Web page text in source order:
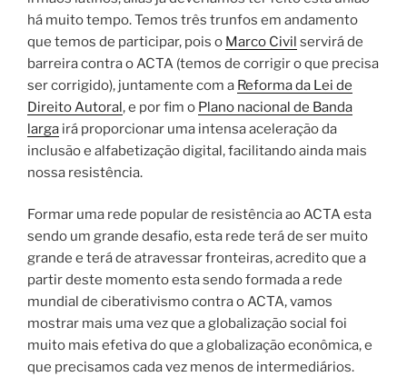
há muito tempo. Temos três trunfos em andamento
que temos de participar, pois o Marco Civil servirá de
barreira contra o ACTA (temos de corrigir o que precisa
ser corrigido), juntamente com a Reforma da Lei de
Direito Autoral, e por fim o Plano nacional de Banda
larga irá proporcionar uma intensa aceleração da
inclusão e alfabetização digital, facilitando ainda mais
nossa resistência.
Formar uma rede popular de resistência ao ACTA esta
sendo um grande desafio, esta rede terá de ser muito
grande e terá de atravessar fronteiras, acredito que a
partir deste momento esta sendo formada a rede
mundial de ciberativismo contra o ACTA, vamos
mostrar mais uma vez que a globalização social foi
muito mais efetiva do que a globalização econômica, e
que precisamos cada vez menos de intermediários.